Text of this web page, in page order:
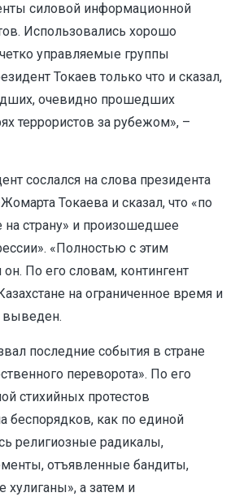
силовой информационной
Использовались хорошо
управляемые группы
Токаев только что и сказал,
очевидно прошедших
террористов за рубежом», –
сослался на слова президента
Токаева и сказал, что «по
на страну» и произошедшее
«Полностью с этим
он. По его словам, контингент
на ограниченное время и
выведен.
последние события в стране
переворота». По его
стихийных протестов
беспорядков, как по единой
религиозные радикалы,
отъявленные бандиты,
а затем и